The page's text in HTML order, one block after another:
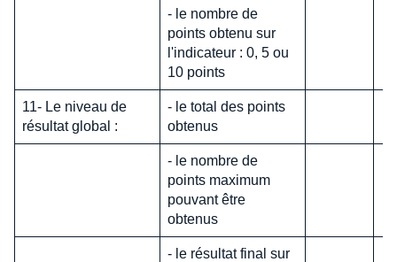
- le nombre de
points obtenu sur
l'indicateur : 0, 5 ou
10 points
11- Le niveau de
résultat global :
- le total des points
obtenus
- le nombre de
points maximum
pouvant être
obtenus
- le résultat final sur